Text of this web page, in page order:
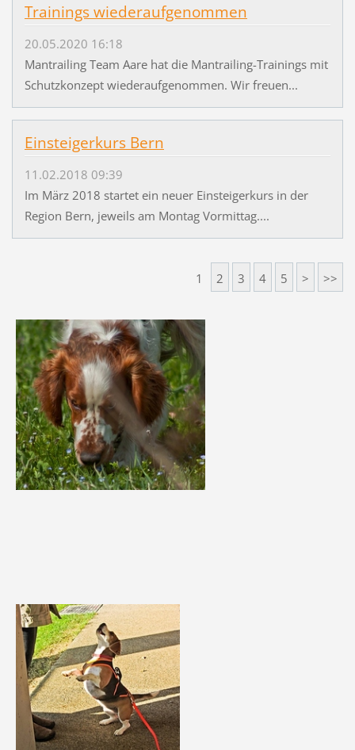
Trainings wiederaufgenommen
20.05.2020 16:18
Mantrailing Team Aare hat die Mantrailing-Trainings mit
Schutzkonzept wiederaufgenommen. Wir freuen...
Einsteigerkurs Bern
11.02.2018 09:39
Im März 2018 startet ein neuer Einsteigerkurs in der
Region Bern, jeweils am Montag Vormittag....
1 2 3 4 5 > >>